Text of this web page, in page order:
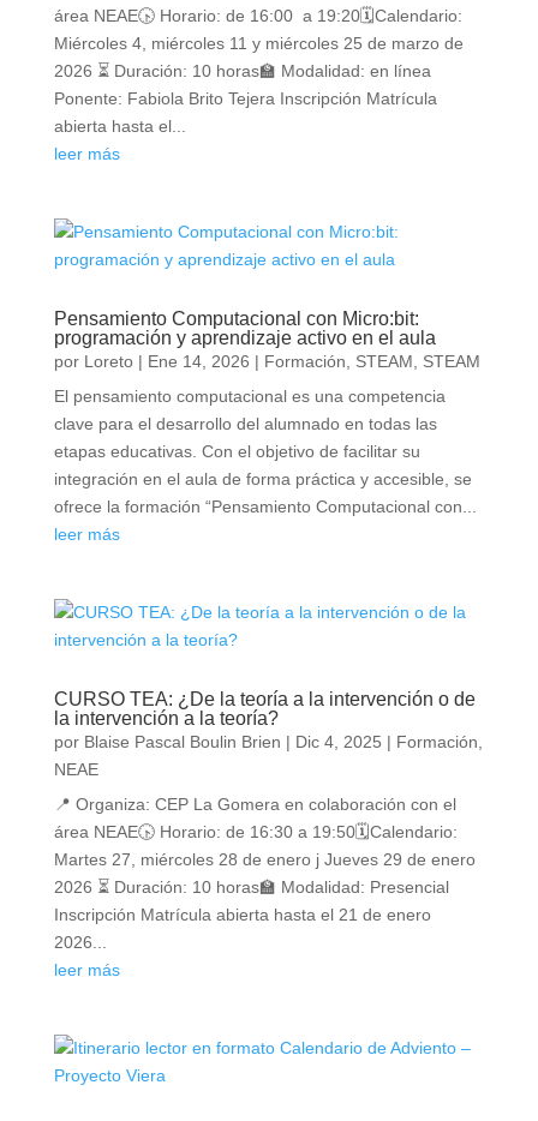
área NEAE🕟 Horario: de 16:00 a 19:20🗓Calendario:
Miércoles 4, miércoles 11 y miércoles 25 de marzo de
2026 ⏳ Duración: 10 horas🏫 Modalidad: en línea
Ponente: Fabiola Brito Tejera Inscripción Matrícula
abierta hasta el...
leer más
Pensamiento Computacional con Micro:bit:
programación y aprendizaje activo en el aula
por Loreto| Ene 14, 2026 | Formación STEAM
STEAM
El pensamiento computacional es una competencia
clave para el desarrollo del alumnado en todas las
etapas educativas. Con el objetivo de facilitar su
integración en el aula de forma práctica y accesible, se
ofrece la formación “Pensamiento Computacional con...
leer más
CURSO TEA: ¿De la teoría a la intervención o de
la intervención a la teoría?
por Blaise Pascal Boulin Brien | Dic 4, 2025 | Formación
NEAE
📍 Organiza: CEP La Gomera en colaboración con el
área NEAE🕟 Horario: de 16:30 a 19:50🗓Calendario:
Martes 27, miércoles 28 de enero j Jueves 29 de enero
2026 ⏳ Duración: 10 horas🏫 Modalidad: Presencial
Inscripción Matrícula abierta hasta el 21 de enero
2026...
leer más